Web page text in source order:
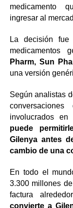
medicamento
ingresar al
La decisión
medicamentos
Pharm, Sun
una versión
Según analistas
involucrados
puede
Gilenya antes
cambio de una
En todo el
3.300 millones
factura
convierte a